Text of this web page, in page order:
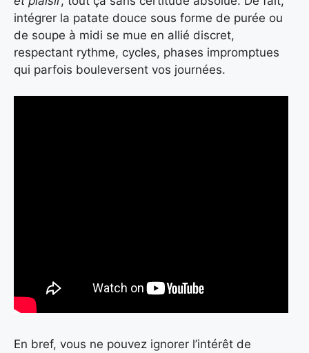
intégrer la patate douce sous forme de purée ou
de soupe à midi se mue en allié discret,
respectant rythme, cycles, phases impromptues
qui parfois bouleversent vos journées.
En bref, vous ne pouvez ignorer l’intérêt de